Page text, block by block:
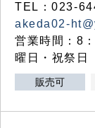
TEL：023-
akeda02-
営業時間：8
曜日・祝祭日
販売可